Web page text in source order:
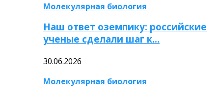
Молекулярная биология
Наш ответ оземпику: российские
ученые сделали шаг к…
30.06.2026
Молекулярная биология